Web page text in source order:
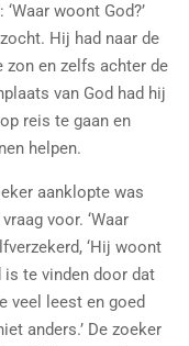
woont God?’
Hij had naar de
zon en zelfs achter de
van God had hij
reis te gaan en
helpen.
aanklopte was
voor. ‘Waar
‘Hij woont
te vinden door dat
veel leest en goed
anders.’ De zoeker